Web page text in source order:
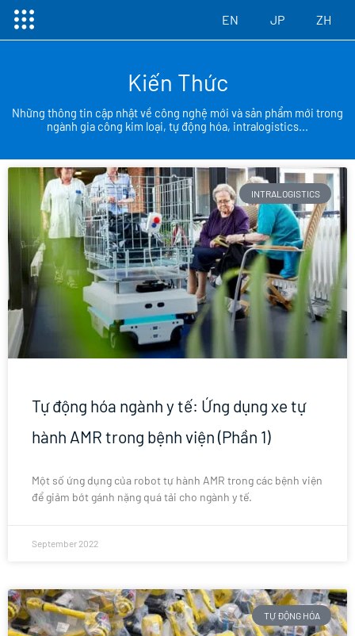
SkipMenu EN JP ZH
Kiến Thức
Những thông tin cập nhật về công nghệ mới và sản phẩm mới trong
ngành gia công kim loại, tự động hóa, intralogistics...
INTRALOGISTICS
Tự động hóa ngành y tế: Ứng dụng xe tự
hành AMR trong bệnh viện (Phần 1)
Một số ứng dụng của robot tự hành AMR trong các bệnh viện
để giảm bớt gánh nặng quá tải cho ngành y tế.
September 2022
TỰ ĐỘNG HÓA